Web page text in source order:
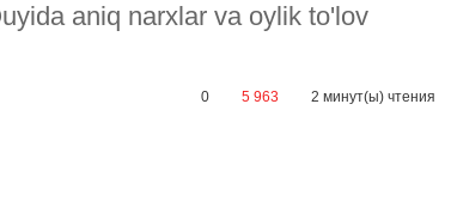
aniq narxlar va oylik to'lov
0 5 963 2 минут(ы) чтения